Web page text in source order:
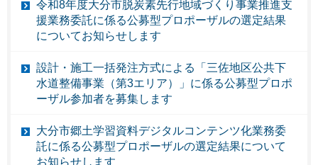
令和8年度大分市脱炭素先行地域づくり事業推進支
援業務委託に係る公募型プロポーザルの選定結果
についてお知らせします
設計・施工一括発注方式による「三佐地区公共下
水道整備事業（第3エリア）」に係る公募型プロポ
ーザル参加者を募集します
大分市郷土学習資料デジタルコンテンツ化業務委
託に係る公募型プロポーザルの選定結果について
お知らせします